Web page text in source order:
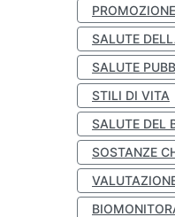
SALUTE
SALUTE
STILI DI VITA
SALUTE DEL
SOSTANZE